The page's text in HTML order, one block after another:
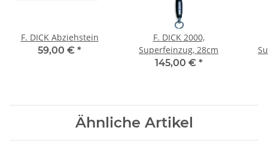
F. DICK Abziehstein
59,00 € *
F. DICK 2000,
Superfeinzug, 28cm
145,00 € *
Ähnliche Artikel